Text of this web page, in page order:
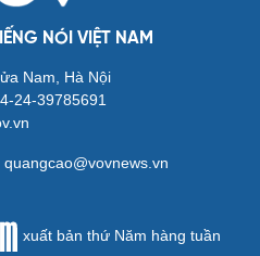
NÓI VIỆT NAM
Nam, Hà Nội
24-39785691
xuất bản thứ Năm hàng tuần